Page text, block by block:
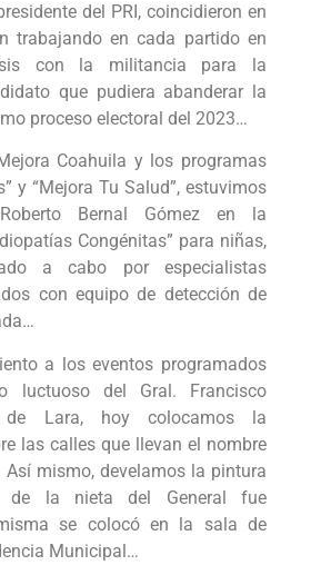
del PRI, coincidieron en
trabajando en cada partido en
con la militancia para la
que pudiera abanderar la
proceso electoral del 2023…
Coahuila y los programas
y “Mejora Tu Salud”, estuvimos
Bernal Gómez en la
Congénitas” para niñas,
a cabo por especialistas
con equipo de detección de
a los eventos programados
luctuoso del Gral. Francisco
de Lara, hoy colocamos la
las calles que llevan el nombre
Así mismo, develamos la pintura
de la nieta del General fue
se colocó en la sala de
Municipal…